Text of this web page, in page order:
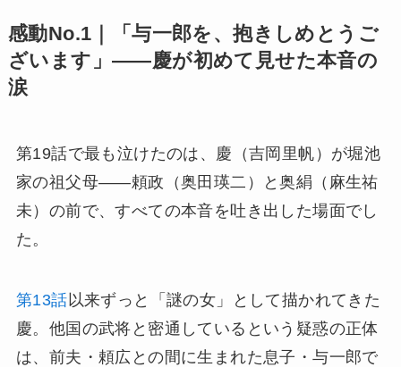
感動No.1｜「与一郎を、抱きしめとうご
ざいます」——慶が初めて見せた本音の
涙
第19話で最も泣けたのは、慶（吉岡里帆）が堀池
家の祖父母——頼政（奥田瑛二）と奥絹（麻生祐
未）の前で、すべての本音を吐き出した場面でし
た。
第13話 以来ずっと「謎の女」として描かれてきた
慶。他国の武将と密通しているという疑惑の正体
は、前夫・頼広との間に生まれた息子・与一郎で